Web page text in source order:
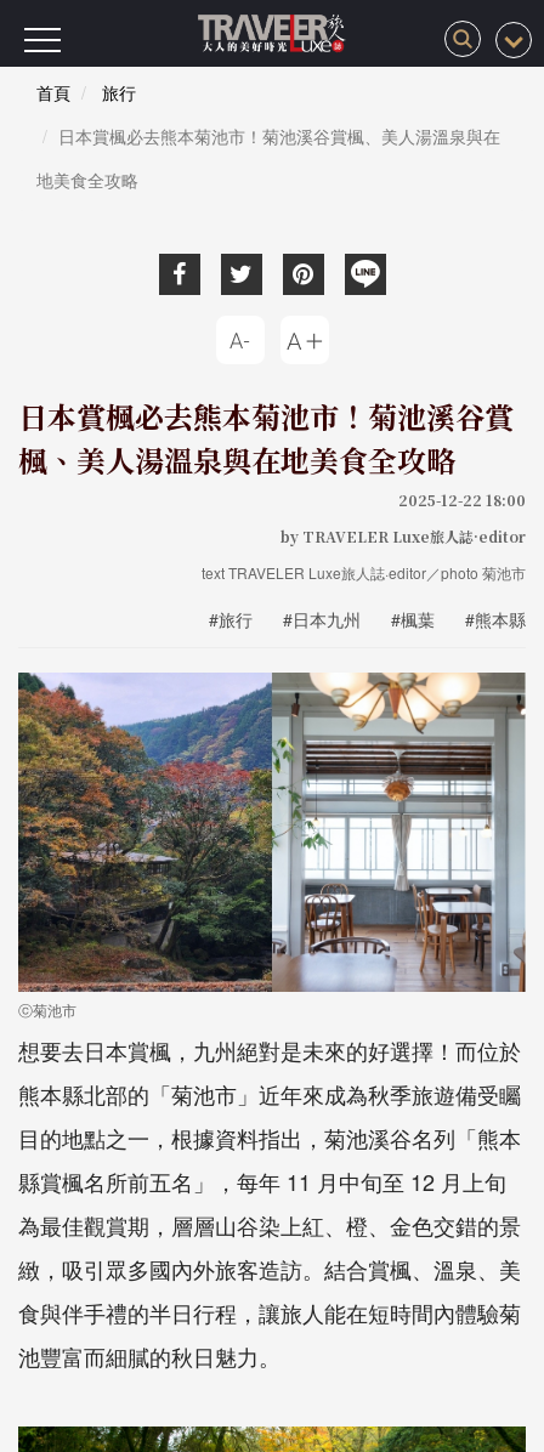
首頁
旅行
日本賞楓必去熊本菊池市！菊池溪谷賞楓、美人湯溫泉與在
地美食全攻略
日本賞楓必去熊本菊池市！菊池溪谷賞
楓、美人湯溫泉與在地美食全攻略
2025-12-22 18:00
by TRAVELER Luxe旅人誌·editor
text TRAVELER Luxe旅人誌·editor／photo 菊池市
#旅行 #日本九州 #楓葉 #熊本縣
ⓒ菊池市
想要去日本賞楓，九州絕對是未來的好選擇！而位於
熊本縣北部的「菊池市」近年來成為秋季旅遊備受矚
目的地點之一，根據資料指出，菊池溪谷名列「熊本
縣賞楓名所前五名」，每年 11 月中旬至 12 月上旬
為最佳觀賞期，層層山谷染上紅、橙、金色交錯的景
緻，吸引眾多國內外旅客造訪。結合賞楓、溫泉、美
食與伴手禮的半日行程，讓旅人能在短時間內體驗菊
池豐富而細膩的秋日魅力。